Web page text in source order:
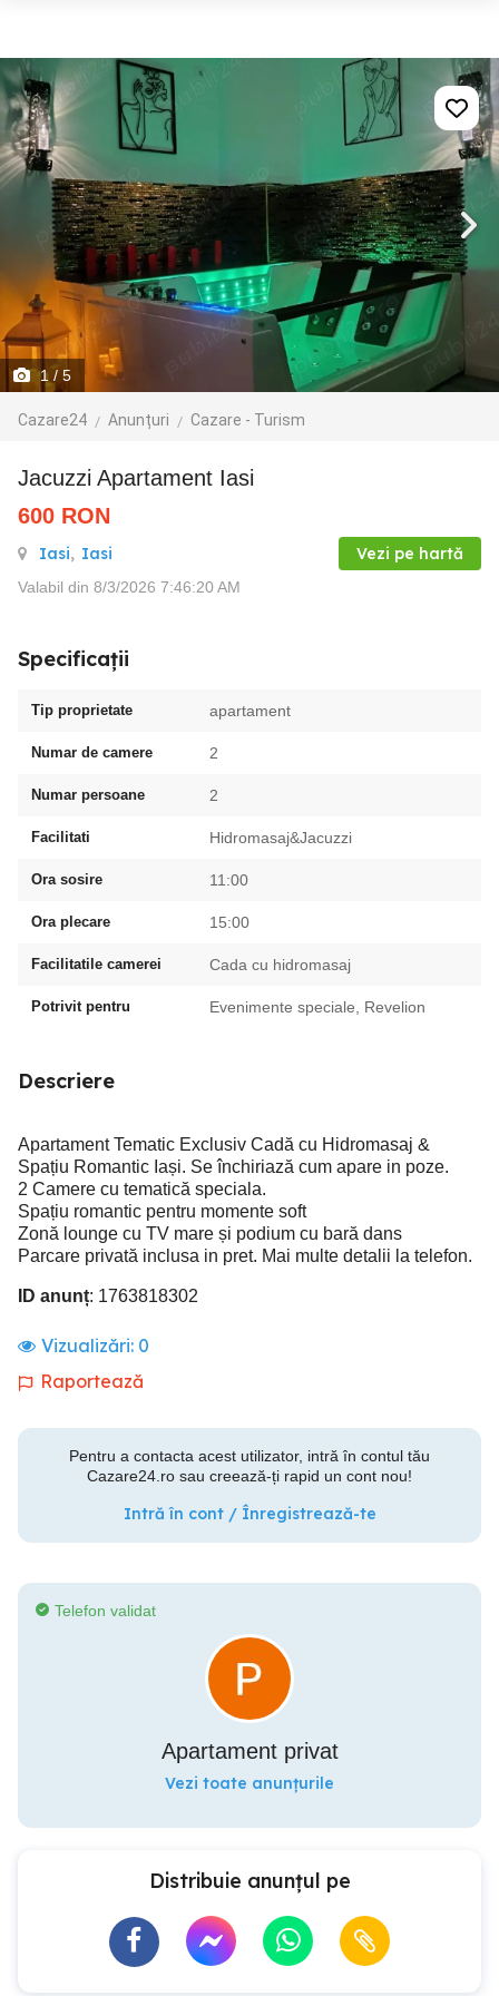
1 / 5
Cazare24 Anunțuri Cazare - Turism
Jacuzzi Apartament Iasi
600 RON
Iasi, Iasi Vezi pe hartă
Valabil din 8/3/2026 7:46:20 AM
Specificații
Tip proprietate apartament
Numar de camere 2
Numar persoane 2
Facilitati Hidromasaj&Jacuzzi
Ora sosire 11:00
Ora plecare 15:00
Facilitatile camerei Cada cu hidromasaj
Potrivit pentru Evenimente speciale, Revelion
Descriere
Apartament Tematic Exclusiv Cadă cu Hidromasaj &
Spațiu Romantic Iași. Se închiriază cum apare in poze.
2 Camere cu tematică speciala.
Spațiu romantic pentru momente soft
Zonă lounge cu TV mare și podium cu bară dans
Parcare privată inclusa in pret. Mai multe detalii la telefon.
ID anunț: 1763818302
Vizualizări: 0
Raportează
Pentru a contacta acest utilizator, intră în contul tău
Cazare24.ro sau creează-ți rapid un cont nou!
Intră în cont / Înregistrează-te
Telefon validat
Apartament privat
Vezi toate anunțurile
Distribuie anunțul pe